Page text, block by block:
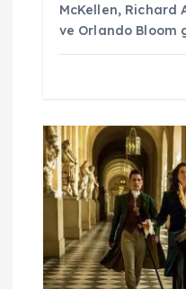
McKellen, Richard
ve Orlando Bloom